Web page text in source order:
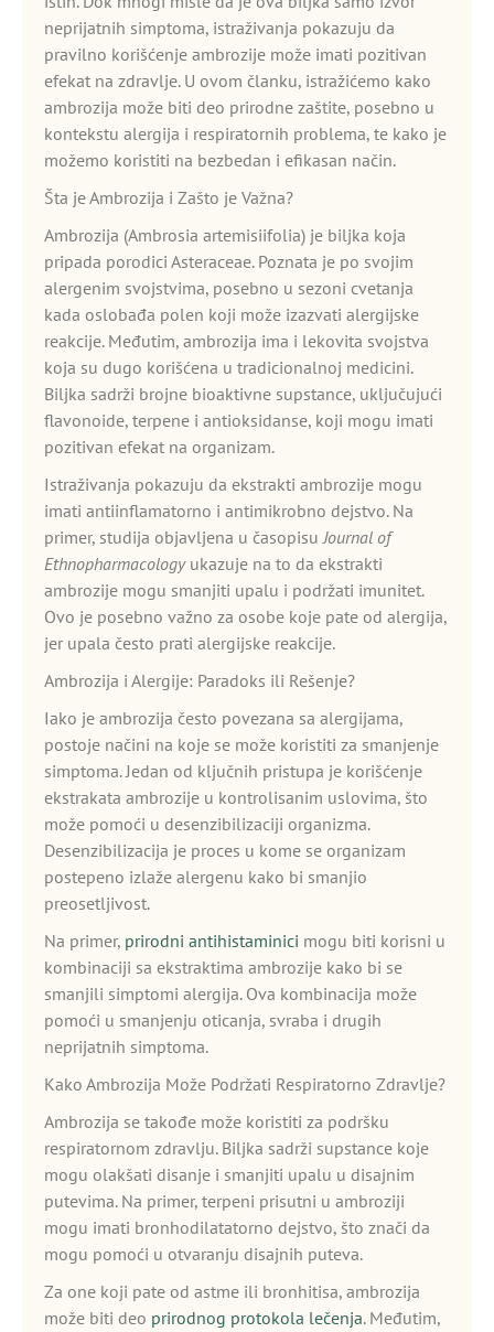
neprijatnih simptoma, istraživanja pokazuju da
pravilno korišćenje ambrozije može imati pozitivan
efekat na zdravlje. U ovom članku, istražićemo kako
ambrozija može biti deo prirodne zaštite, posebno u
kontekstu alergija i respiratornih problema, te kako je
možemo koristiti na bezbedan i efikasan način.
Šta je Ambrozija i Zašto je Važna?
Ambrozija (Ambrosia artemisiifolia) je biljka koja
pripada porodici Asteraceae. Poznata je po svojim
alergenim svojstvima, posebno u sezoni cvetanja
kada oslobađa polen koji može izazvati alergijske
reakcije. Međutim, ambrozija ima i lekovita svojstva
koja su dugo korišćena u tradicionalnoj medicini.
Biljka sadrži brojne bioaktivne supstance, uključujući
flavonoide, terpene i antioksidanse, koji mogu imati
pozitivan efekat na organizam.
Istraživanja pokazuju da ekstrakti ambrozije mogu
imati antiinflamatorno i antimikrobno dejstvo. Na
primer, studija objavljena u časopisuJournal of
Ethnopharmacologyukazuje na to da ekstrakti
ambrozije mogu smanjiti upalu i podržati imunitet.
Ovo je posebno važno za osobe koje pate od alergija,
jer upala često prati alergijske reakcije.
Ambrozija i Alergije: Paradoks ili Rešenje?
Iako je ambrozija često povezana sa alergijama,
postoje načini na koje se može koristiti za smanjenje
simptoma. Jedan od ključnih pristupa je korišćenje
ekstrakata ambrozije u kontrolisanim uslovima, što
može pomoći u desenzibilizaciji organizma.
Desenzibilizacija je proces u kome se organizam
postepeno izlaže alergenu kako bi smanjio
preosetljivost.
Na primer, prirodni antihistaminici mogu biti korisni u
kombinaciji sa ekstraktima ambrozije kako bi se
smanjili simptomi alergija. Ova kombinacija može
pomoći u smanjenju oticanja, svraba i drugih
neprijatnih simptoma.
Kako Ambrozija Može Podržati Respiratorno Zdravlje?
Ambrozija se takođe može koristiti za podršku
respiratornom zdravlju. Biljka sadrži supstance koje
mogu olakšati disanje i smanjiti upalu u disajnim
putevima. Na primer, terpeni prisutni u ambroziji
mogu imati bronhodilatatorno dejstvo, što znači da
mogu pomoći u otvaranju disajnih puteva.
Za one koji pate od astme ili bronhitisa, ambrozija
može biti deo prirodnog protokola lečenja. Međutim,